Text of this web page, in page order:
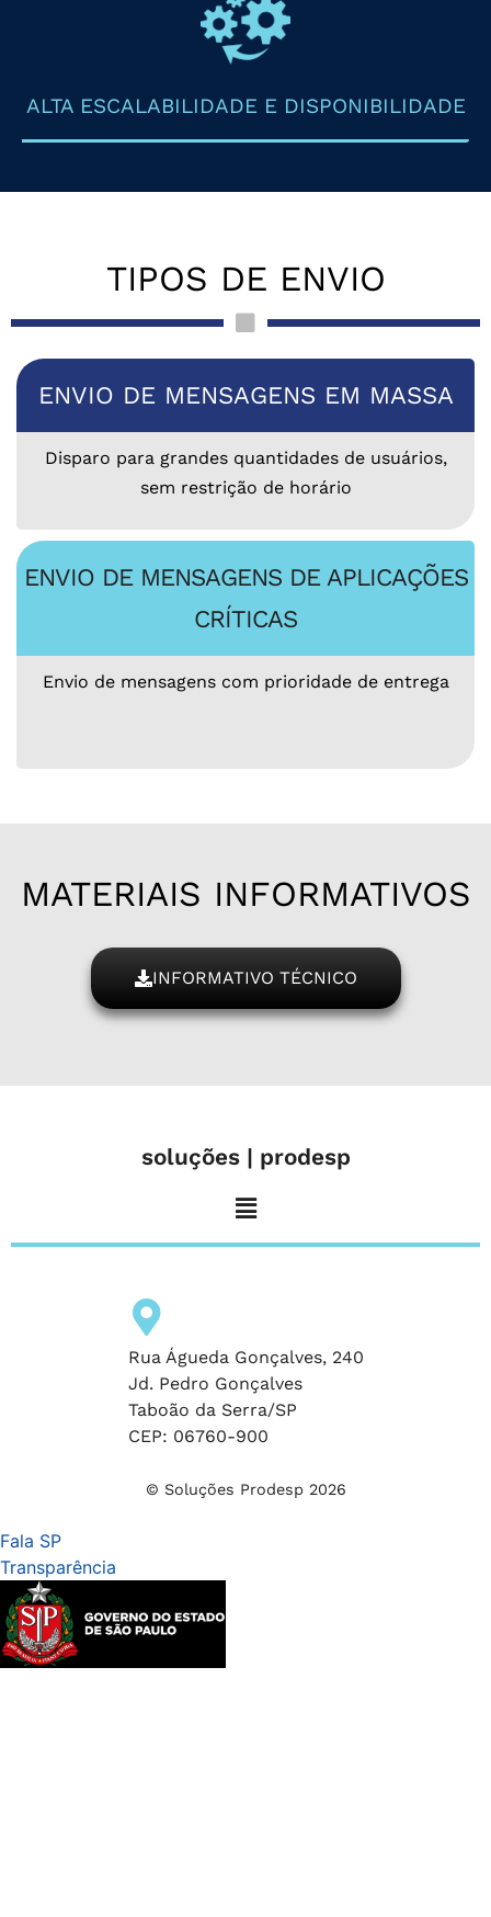
ALTA ESCALABILIDADE E DISPONIBILIDADE
TIPOS DE ENVIO
ENVIO DE MENSAGENS EM MASSA
Disparo para grandes quantidades de usuários,
sem restrição de horário
ENVIO DE MENSAGENS DE APLICAÇÕES
CRÍTICAS
Envio de mensagens com prioridade de entrega
MATERIAIS INFORMATIVOS
INFORMATIVO TÉCNICO
soluções | prodesp
Rua Águeda Gonçalves, 240
Jd. Pedro Gonçalves
Taboão da Serra/SP
CEP: 06760-900
© Soluções Prodesp 2026
Fala SP
Transparência